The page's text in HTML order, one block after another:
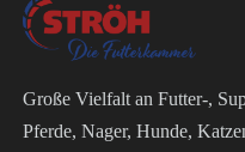
Große Vielfalt an Futter-,
Pferde, Nager, Hunde,